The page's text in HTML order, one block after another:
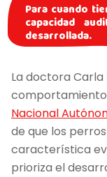
Para cuando
capacidad
desarrollada.
La doctora Carla
Nacional
de que los
característica
prioriza el